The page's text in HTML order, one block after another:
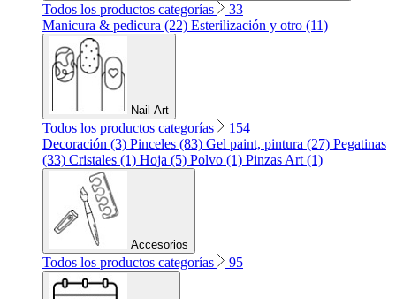
Todos los productos categorías
33
Manicura & pedicura (22) Esterilización y otro (11)
Nail Art
Todos los productos categorías
154
Decoración (3) Pinceles (83) Gel paint, pintura (27) Pegatinas
(33) Cristales (1) Hoja (5) Polvo (1) Pinzas Art (1)
Accesorios
Todos los productos categorías 95